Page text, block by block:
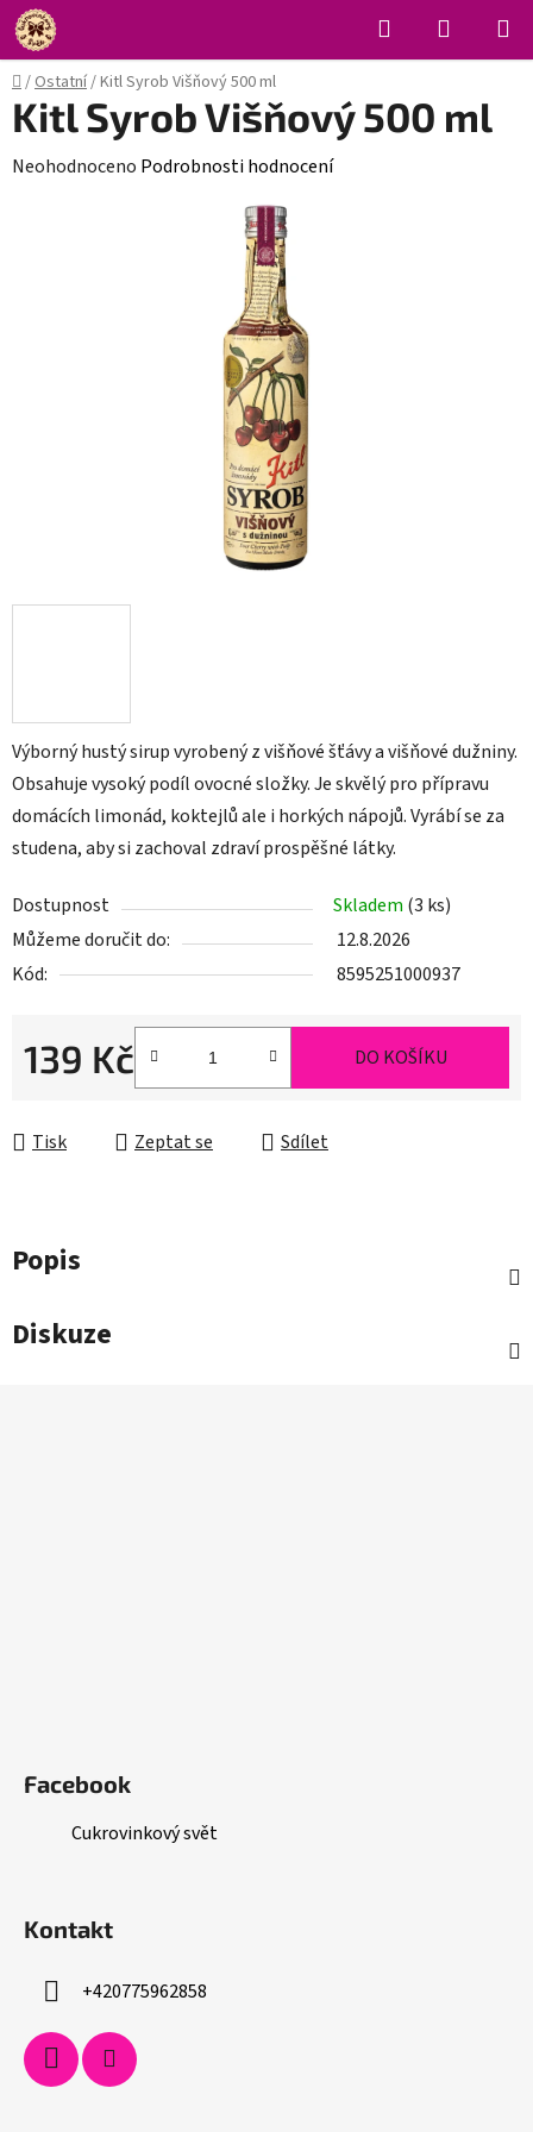
Přejít
na
obsah
Hledat
KOŠÍK
Domů
/Ostatní/Kitl Syrob Višňový 500 ml
Výborný hustý sirup vyrobený z višňové šťávy a višňové dužniny.
Obsahuje vysoký podíl ovocné složky. Je skvělý pro přípravu
domácích limonád, koktejlů ale i horkých nápojů. Vyrábí se za
studena, aby si zachoval zdraví prospěšné látky.
Dostupnost Skladem (3 ks)
Můžeme doručit do:
12.8.2026
Kód:
8595251000937
139 Kč DO KOŠÍKU
Tisk Zeptat se Sdílet
Kitl Syrob Višňový 500 ml
Průměrné
Neohodnoceno Podrobnosti hodnocení
Popis
Diskuze
Facebook
Cukrovinkový svět
Kontakt
+420775962858